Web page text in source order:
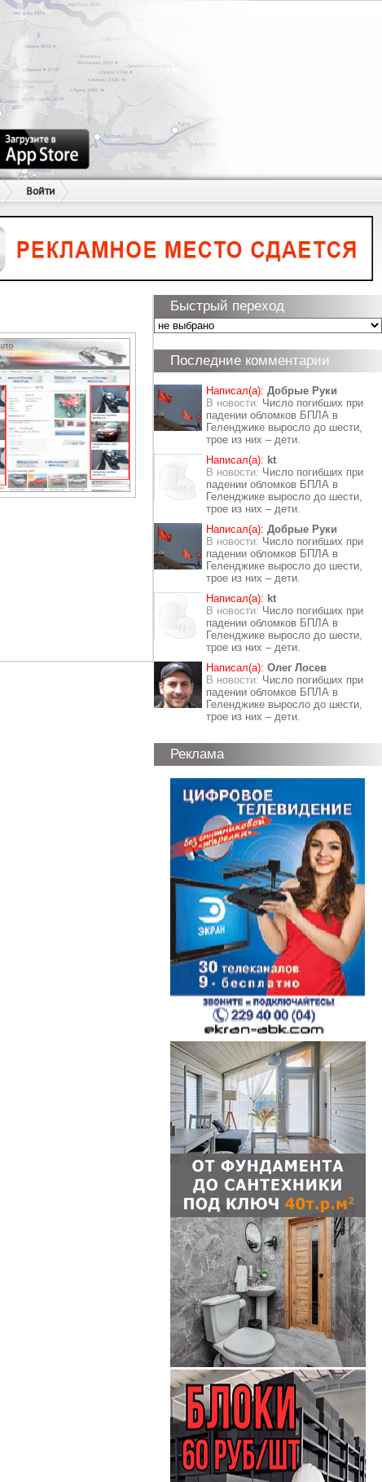
Войти
Быстрый переход
Последние комментарии
Написал(а): Добрые Руки
В новости: Число погибших при
падении обломков БПЛА в
Геленджике выросло до шести,
трое из них – дети.
Написал(а): kt
В новости: Число погибших при
падении обломков БПЛА в
Геленджике выросло до шести,
трое из них – дети.
Написал(а): Добрые Руки
В новости: Число погибших при
падении обломков БПЛА в
Геленджике выросло до шести,
трое из них – дети.
Написал(а): kt
В новости: Число погибших при
падении обломков БПЛА в
Геленджике выросло до шести,
трое из них – дети.
Написал(а): Олег Лосев
В новости: Число погибших при
падении обломков БПЛА в
Геленджике выросло до шести,
трое из них – дети.
Реклама